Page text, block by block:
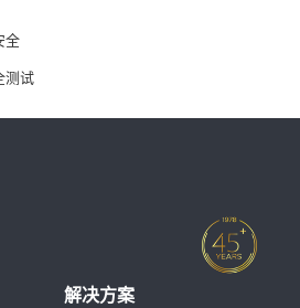
全
测试
解决方案